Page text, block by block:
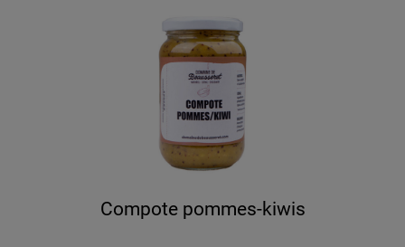
Compote pommes-kiwis